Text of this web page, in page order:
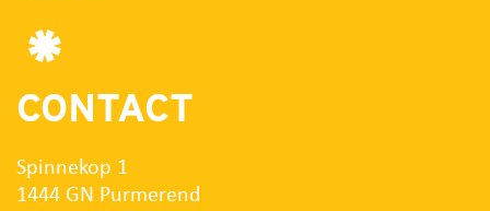
CONTACT
Spinnekop 1
1444 GN Purmerend